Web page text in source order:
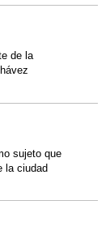
de la
sujeto que
la ciudad